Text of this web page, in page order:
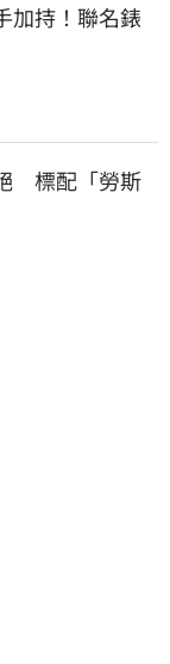
加持！聯名錶
　標配「勞斯